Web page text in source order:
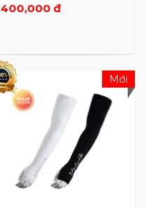
400,000 đ
Mới